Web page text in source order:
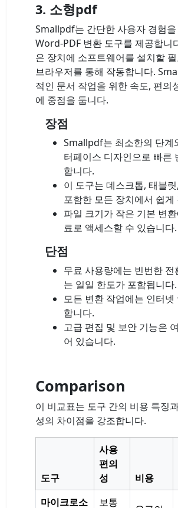
3. 소형pdf
Smallpdf는 간단한 사용자 경험을
Word-PDF 변환 도구를 제공합니
은 장치에 소프트웨어를 설치할
브라우저를 통해 작동합니다.
적인 문서 작업을 위한 속도, 편의
에 중점을 둡니다.
장점
Smallpdf는 최소한의 단계
터페이스 디자인으로 빠른
합니다.
이 도구는 데스크톱, 태블
포함한 모든 장치에서 쉽게
파일 크기가 작은 기본 변
료로 액세스할 수 있습니다.
단점
무료 사용량에는 빈번한 전
는 일일 한도가 포함됩니다.
모든 변환 작업에는 인터넷
합니다.
고급 편집 및 보안 기능은
어 있습니다.
Comparison
이 비교표는 도구 간의 비용 특징
성의 차이점을 강조합니다.
도구
사용
편의
성
비용
마이크로소
보통